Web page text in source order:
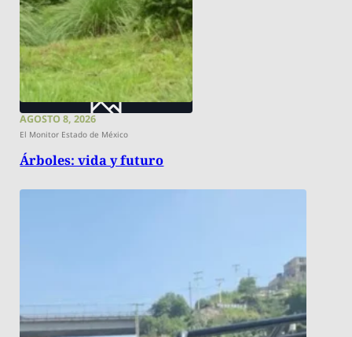
AGOSTO 8, 2026
El Monitor Estado de México
Árboles: vida y futuro